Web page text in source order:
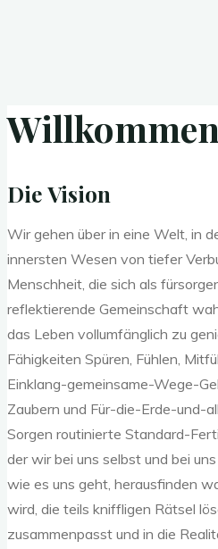
Willkommen
Die Vision
Wir gehen über in eine Welt, in
innersten Wesen von tiefer
Menschheit, die sich als
reflektierende Gemeinschaft
das Leben vollumfänglich zu
Fähigkeiten Spüren, Fühlen,
Einklang-gemeinsame-Wege-
Zaubern und Für-die-Erde-und-
Sorgen routinierte Standard-
der wir bei uns selbst und bei
wie es uns geht, herausfinden
wird, die teils kniffligen Rätsel
zusammenpasst und in die